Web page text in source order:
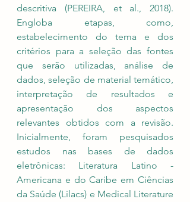
descritiva (PEREIRA, et al., 2018).
Engloba etapas, como,
estabelecimento do tema e dos
critérios para a seleção das fontes
que serão utilizadas, análise de
dados, seleção de material temático,
interpretação de resultados e
apresentação dos aspectos
relevantes obtidos com a revisão.
Inicialmente, foram pesquisados
estudos nas bases de dados
eletrônicas: Literatura Latino -
Americana e do Caribe em Ciências
da Saúde (Lilacs) e Medical Literature